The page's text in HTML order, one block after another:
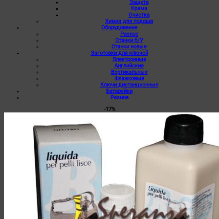
Защита
Крема
Очистка
Химия для подошв
Оборудование
Разное
Станки б/У
Станки новые
Заготовки для ключей
Электронные
Английские
Вертикальные
Флажковые
Ключи дистанционные
Батарейки
Разное
-17%